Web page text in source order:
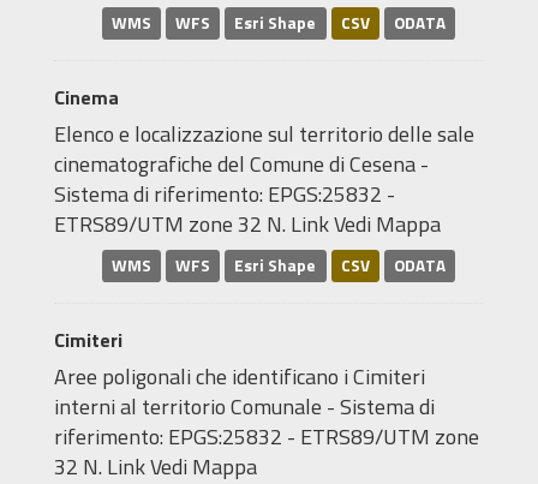
WMS WFS Esri Shape CSV ODATA
Cinema
Elenco e localizzazione sul territorio delle sale
cinematografiche del Comune di Cesena -
Sistema di riferimento: EPGS:25832 -
ETRS89/UTM zone 32 N. Link Vedi Mappa
WMS WFS Esri Shape CSV ODATA
Cimiteri
Aree poligonali che identificano i Cimiteri
interni al territorio Comunale - Sistema di
riferimento: EPGS:25832 - ETRS89/UTM zone
32 N. Link Vedi Mappa